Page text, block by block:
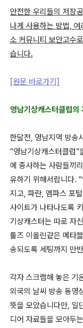
안전한 우리들의 저장
나게 사용하는 방법,
소 커뮤니티 보안고수
습니다.
[원문 바로가기]
영남기상캐스터클럽의
한달전, 영남지역 방송
“영남기상캐스터클럽
에 종사하는 사람들끼
유하기 위해서랍니다.
지고, 파란, 엠파스 포
사이트가 나타나도록
기상캐스터는 따로 자
툴즈 이올린같은 메타
송되도록 세팅까지 만
각자 스크랩해 놓은 기
외국의 날씨 방송 동영
뜻을 모았습니다만, 일
디어 자료들을 모아두